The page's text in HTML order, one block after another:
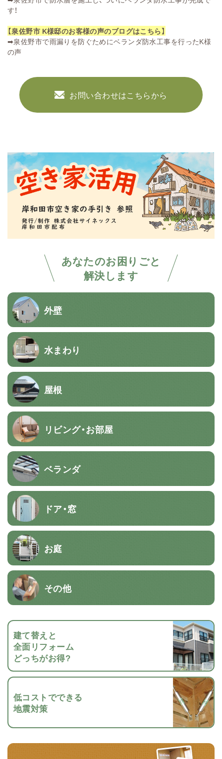
あなたのお困りごと
解決します
外壁
水まわり
屋根
リビング・お部屋
ベランダ
ドア・窓
お庭
その他
建て替えと
全面リフォーム
どっちがお得?
低コストでできる
地震対策
す！
【泉佐野市 K様邸のお客様の声のブログはこちら】
➡泉佐野市で雨漏りを防ぐためにベランダ防水工事を行ったK様
の声
お問い合わせはこちらから